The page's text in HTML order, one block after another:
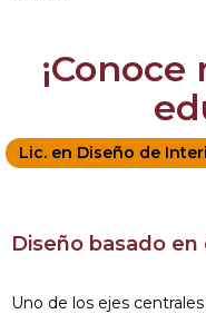
Lic. en Diseño de
Diseño basado en
Uno de los ejes